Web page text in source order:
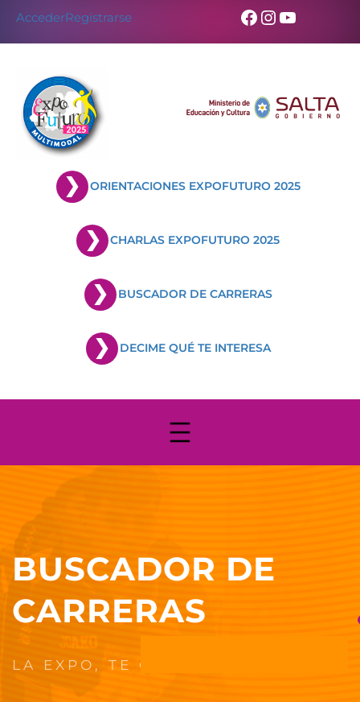
content
AccederRegistrarse Facebook
Instagram
YouTube
ORIENTACIONES EXPOFUTURO 2025
CHARLAS EXPOFUTURO 2025
BUSCADOR DE CARRERAS
DECIME QUÉ TE INTERESA
BUSCADOR DE
CARRERAS